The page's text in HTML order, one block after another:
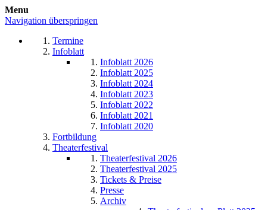
Menu
Navigation überspringen
Termine
Infoblatt
Infoblatt 2026
Infoblatt 2025
Infoblatt 2024
Infoblatt 2023
Infoblatt 2022
Infoblatt 2021
Infoblatt 2020
Fortbildung
Theaterfestival
Theaterfestival 2026
Theaterfestival 2025
Tickets & Preise
Presse
Archiv